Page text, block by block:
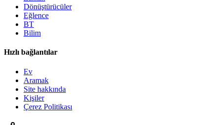
Dönüştürücüler
Eğlence
BT
Bilim
Hızlı bağlantılar
Ev
Aramak
Site hakkında
Kişiler
Çerez Politikası